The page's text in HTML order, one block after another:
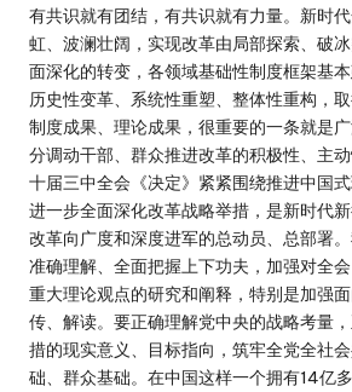
有共识就有团结，有共识就有力量。新时
虹、波澜壮阔，实现改革由局部探索、破
面深化的转变，各领域基础性制度框架基
历史性变革、系统性重塑、整体性重构，取
制度成果、理论成果，很重要的一条就是
分调动干部、群众推进改革的积极性、主
十届三中全会《决定》紧紧围绕推进中国
进一步全面深化改革战略举措，是新时代
改革向广度和深度进军的总动员、总部署。
准确理解、全面把握上下功夫，加强对全
重大理论观点的研究和阐释，特别是加强
传、解读。要正确理解党中央的战略考量
措的现实意义、目标指向，筑牢全党全社
础、群众基础。在中国这样一个拥有14亿